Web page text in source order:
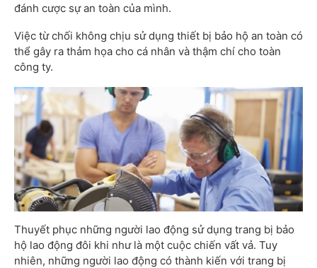
đánh cược sự an toàn của mình.
Việc từ chối không chịu sử dụng thiết bị bảo hộ an toàn có
thể gây ra thảm họa cho cá nhân và thậm chí cho toàn
công ty.
Thuyết phục những người lao động sử dụng trang bị bảo
hộ lao động đôi khi như là một cuộc chiến vất vả. Tuy
nhiên, những người lao động có thành kiến với trang bị